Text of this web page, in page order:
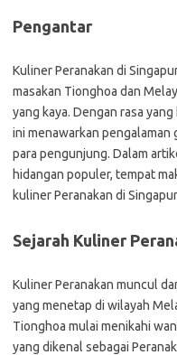
Pengantar
Kuliner Peranakan di
masakan Tionghoa dan
yang kaya. Dengan rasa
ini menawarkan
para pengunjung. Dalam
hidangan populer, tempat
kuliner Peranakan di
Sejarah Kuliner
Kuliner Peranakan muncul
yang menetap di wilayah
Tionghoa mulai menikahi
yang dikenal sebagai